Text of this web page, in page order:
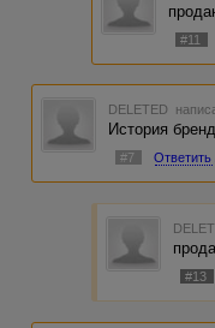
#11
DELETED
История
#7 Ответить
#13